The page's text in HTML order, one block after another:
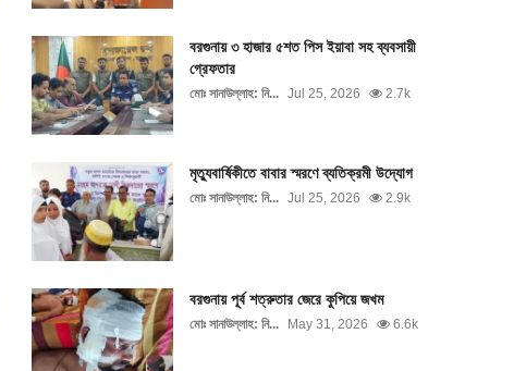
বরগুনায় ৩ হাজার ৫শত পিস ইয়াবা সহ ব্যবসায়ী
গ্রেফতার
মোঃ সানাউল্লাহ: নি... Jul 25, 2026 2.7k
মৃত্যুবার্ষিকীতে বাবার স্মরণে ব্যতিক্রমী উদ্যোগ
মোঃ সানাউল্লাহ: নি... Jul 25, 2026 2.9k
বরগুনায় পূর্ব শত্রুতার জেরে কুপিয়ে জখম
মোঃ সানাউল্লাহ: নি... May 31, 2026 6.6k